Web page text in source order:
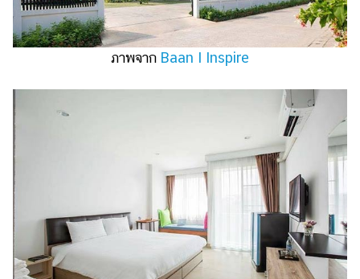
ภาพจาก Baan I Inspire